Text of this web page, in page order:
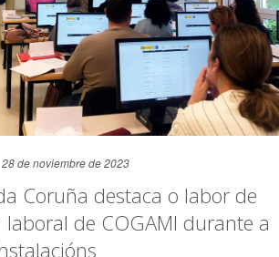
28 de noviembre de 2023
Coruña destaca o labor de
de COGAMI durante a